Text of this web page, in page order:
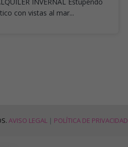
con vistas al mar...
AVISO LEGAL | POLÍTICA DE PRIVACIDAD